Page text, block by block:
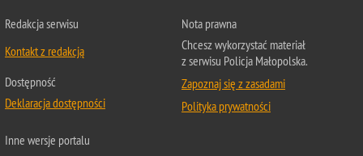
Redakcja serwisu
Kontakt z redakcją
Dostępność
Deklaracja dostępności
Nota prawna
Chcesz wykorzystać materiał
z serwisu Policja Małopolska.
Zapoznaj się z zasadami
Polityka prywatności
Inne wersje portalu